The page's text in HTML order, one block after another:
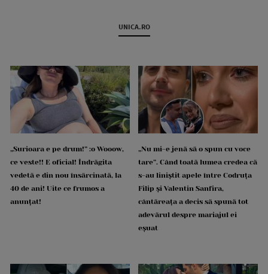
UNICA.RO
„Surioara e pe drum!” :o Wooow,
ce veste!! E oficial! Îndrăgita
vedetă e din nou însărcinată, la
40 de ani! Uite ce frumos a
anunțat!
„Nu mi-e jenă să o spun cu voce
tare”. Când toată lumea credea că
s-au liniștit apele între Codruța
Filip și Valentin Sanfira,
cântăreața a decis să spună tot
adevărul despre mariajul ei
eșuat